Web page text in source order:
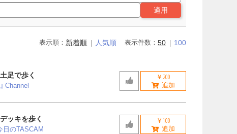
適用
表示順： 新着順 人気順 表示件数：50 100
足で歩く
Channel
￥200
ッキを歩く
日のTASCAM
￥100